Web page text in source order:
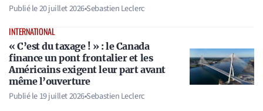
Publié le20 juillet 2026•Sebastien Leclerc
INTERNATIONAL
« C’est du taxage ! » : le Canada
finance un pont frontalier et les
Américains exigent leur part avant
même l’ouverture
Publié le19 juillet 2026•Sebastien Leclerc